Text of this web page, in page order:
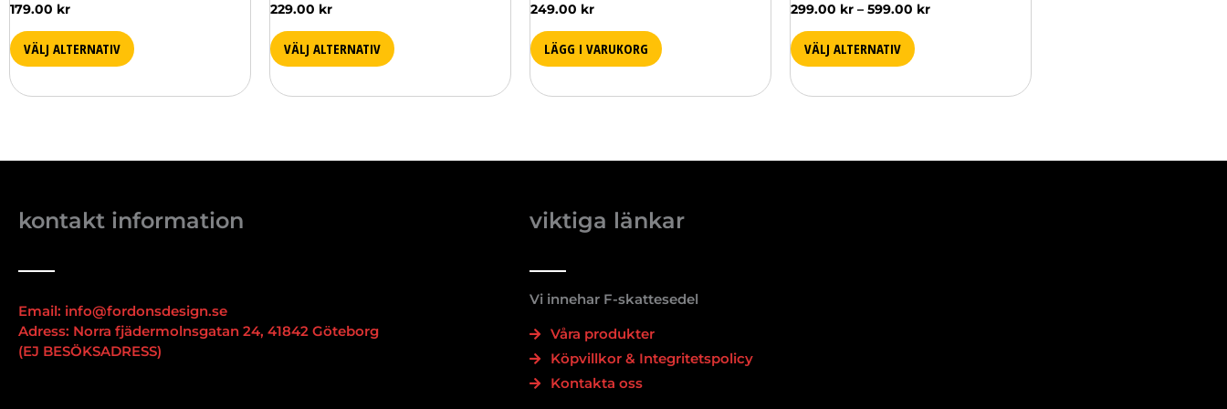
179.00 kr
VÄLJ ALTERNATIV
229.00 kr
VÄLJ ALTERNATIV
249.00 kr
LÄGG I VARUKORG
299.00 kr – 599.00 kr
VÄLJ ALTERNATIV
kontakt information
Email: info@fordonsdesign.se
Adress: Norra fjädermolnsgatan 24, 41842 Göteborg
(EJ BESÖKSADRESS)
viktiga länkar
Vi innehar F-skattesedel
Våra produkter
Köpvillkor & Integritetspolicy
Kontakta oss